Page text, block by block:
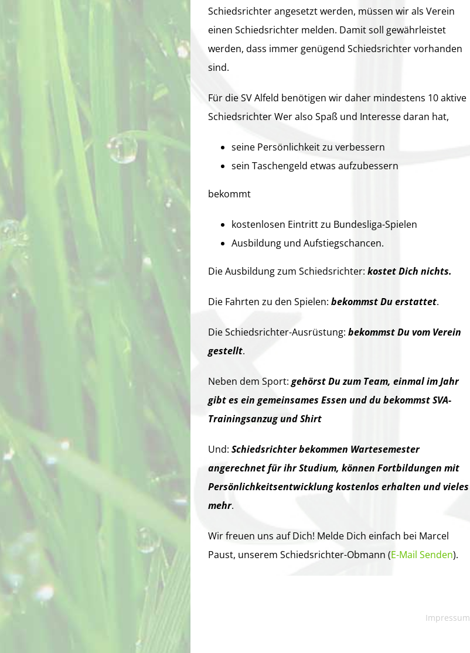
Schiedsrichter angesetzt werden, müssen wir als Verein
einen Schiedsrichter melden. Damit soll gewährleistet
werden, dass immer genügend Schiedsrichter vorhanden
sind.
Für die SV Alfeld benötigen wir daher mindestens 10 aktive
Schiedsrichter Wer also Spaß und Interesse daran hat,
seine Persönlichkeit zu verbessern
sein Taschengeld etwas aufzubessern
bekommt
kostenlosen Eintritt zu Bundesliga-Spielen
Ausbildung und Aufstiegschancen.
Die Ausbildung zum Schiedsrichter: kostet Dich nichts.
Die Fahrten zu den Spielen: bekommst Du erstattet.
Die Schiedsrichter-Ausrüstung: bekommst Du vom Verein
gestellt.
Neben dem Sport: gehörst Du zum Team, einmal im Jahr
gibt es ein gemeinsames Essen und du bekommst SVA-
Trainingsanzug und Shirt
Und: Schiedsrichter bekommen Wartesemester
angerechnet für ihr Studium, können Fortbildungen mit
Persönlichkeitsentwicklung kostenlos erhalten und vieles
mehr.
Wir freuen uns auf Dich! Melde Dich einfach bei Marcel
Paust, unserem Schiedsrichter-Obmann (E-Mail Senden).
Impressum